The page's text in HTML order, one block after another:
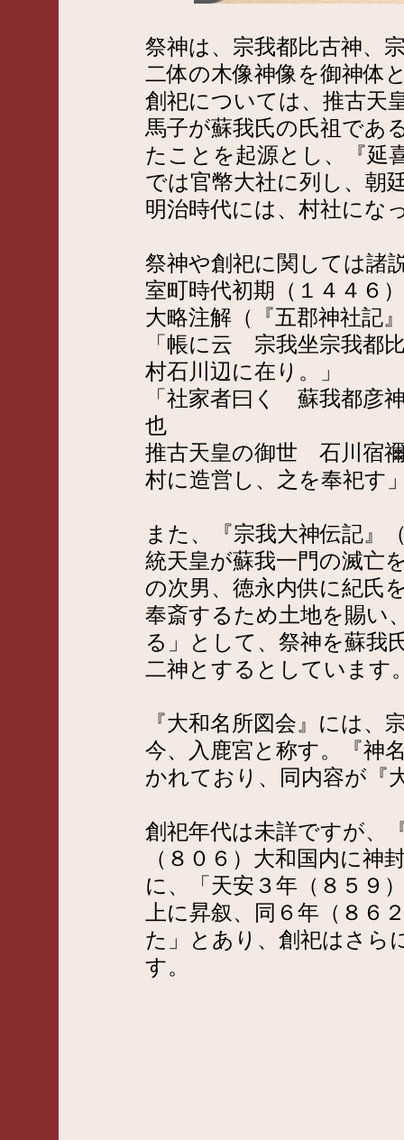
祭神は、宗我都比古神、
二体の木像神像を御神体
創祀については、推古天
馬子が蘇我氏の氏祖であ
たことを起源とし、『延
では官幣大社に列し、朝
明治時代には、村社にな
祭神や創祀に関しては諸
室町時代初期（１４４６
大略注解（『五郡神社記
「帳に云 宗我坐宗我都
村石川辺に在り。」
「社家者曰く 蘇我都彦
也
推古天皇の御世 石川宿
村に造営し、之を奉祀す
また、『宗我大神伝記
統天皇が蘇我一門の滅亡
の次男、徳永内供に紀氏
奉斎するため土地を賜い
る」として、祭神を蘇我
二神とするとしています
『大和名所図会』には、
今、入鹿宮と称す。『神
かれており、同内容が『
創祀年代は未詳ですが、
（８０６）大和国内に神
に、「天安３年（８５９
上に昇叙、同６年（８６
た」とあり、創祀はさら
す。